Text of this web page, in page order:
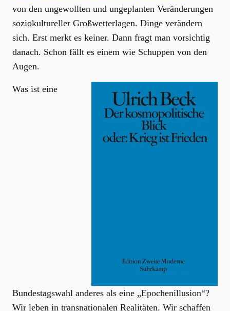
von den ungewollten und ungeplanten Veränderungen
soziokultureller Großwetterlagen. Dinge verändern
sich. Erst merkt es keiner. Dann fragt man vorsichtig
danach. Schon fällt es einem wie Schuppen von den
Augen.
Was ist eine
Bundestagswahl anderes als eine „Epochenillusion“?
Wir leben in transnationalen Realitäten. Wir schaffen